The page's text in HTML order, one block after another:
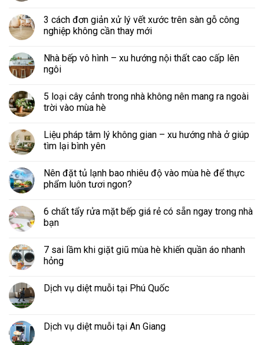
3 cách đơn giản xử lý vết xước trên sàn gỗ công
nghiệp không cần thay mới
Nhà bếp vô hình – xu hướng nội thất cao cấp lên
ngôi
5 loại cây cảnh trong nhà không nên mang ra ngoài
trời vào mùa hè
Liệu pháp tâm lý không gian – xu hướng nhà ở giúp
tìm lại bình yên
Nên đặt tủ lạnh bao nhiêu độ vào mùa hè để thực
phẩm luôn tươi ngon?
6 chất tẩy rửa mặt bếp giá rẻ có sẵn ngay trong nhà
bạn
7 sai lầm khi giặt giũ mùa hè khiến quần áo nhanh
hỏng
Dịch vụ diệt muỗi tại Phú Quốc
Dịch vụ diệt muỗi tại An Giang